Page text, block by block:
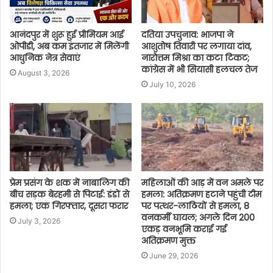
आनंदपुर में शुरू हुई प्रीमियम आई
ओपीडी, अब कम इंतजार में मिलेंगी
आधुनिक नेत्र सेवाएं
August 3, 2026
दतिया उपचुनाव: भाजपा ने
आशुतोष तिवारी पर लगाया दांव,
नारोत्तम मिश्रा का कटा टिकट;
कांग्रेस में भी सियासी हलचल तेज
July 10, 2026
प्रेम प्रसंग के शक में नाबालिग की
बीच सड़क बेरहमी से पिटाई: डंडों से
हमला; एक गिरफ्तार, दूसरा फरार
July 3, 2026
महिलाओं की आड़ में वन अमले पर
हमला: अतिक्रमण हटाने पहुंची टीम
पर पत्थर-लाठियों से हमला, 8
वनकर्मी घायल; अगले दिन 200
एकड़ वनभूमि कराई गई
अतिक्रमण मुक्त
June 29, 2026